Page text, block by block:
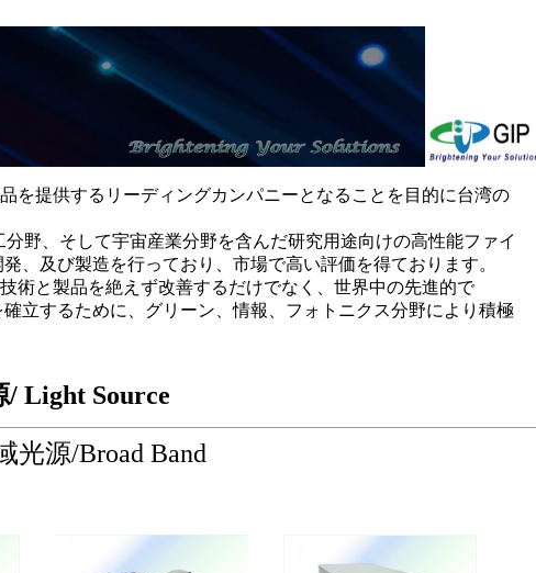
品を提供するリーディングカンパニーとなることを目的に台湾の
野、そして宇宙産業分野を含んだ研究用途向けの高性能ファイ
、及び製造を行っており、市場で高い評価を得ております。
術と製品を絶えず改善するだけでなく、世界中の先進的で
立するために、グリーン、情報、フォトニクス分野により積極
光源/Broad Band
/ Light Source